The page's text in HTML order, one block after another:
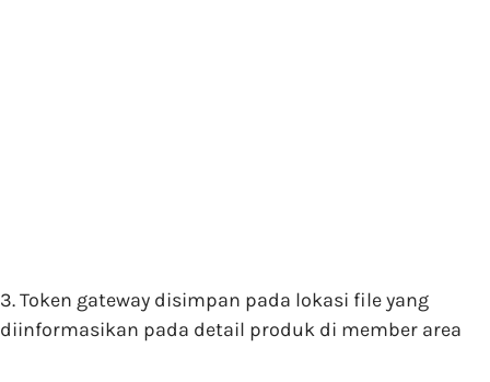
3. Token gateway disimpan pada lokasi file yang
diinformasikan pada detail produk di member area